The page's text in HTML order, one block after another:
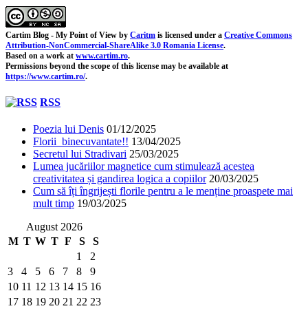
Cartim Blog - My Point of View by Caritm is licensed under a Creative Commons
Attribution-NonCommercial-ShareAlike 3.0 Romania License.
Based on a work at www.cartim.ro.
Permissions beyond the scope of this license may be available at
https://www.cartim.ro/.
RSS
Poezia lui Denis 01/12/2025
Florii binecuvantate!! 13/04/2025
Secretul lui Stradivari 25/03/2025
Lumea jucăriilor magnetice cum stimulează acestea
creativitatea și gandirea logica a copiilor 20/03/2025
Cum să îți îngrijești florile pentru a le menține proaspete mai
mult timp 19/03/2025
August 2026
M T W T F S
S
1
2
3
4 5 6 7 8
9
10 11 12 13 14 15 16
17 18 19 20 21 22 23